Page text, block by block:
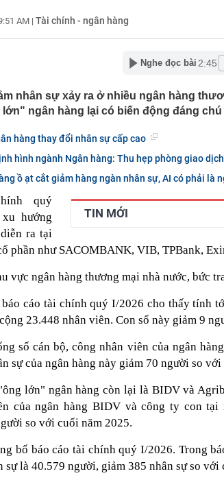
người chờ mua
Con trai nghệ sĩ Vân Dung gây chú ý
đi khám
Xe điện qua thời đắt đỏ, nay rẻ hơn cả ô tô hybrid
Thu Minh và Hương Tràm không nhìn mặt nhau suốt
Vì sao nhiều khách Tây đến Việt Nam hiếm khi mặc
Nữ sinh 19 tuổi lệch khớp hàm suốt 2 năm vì ăn 1
Ai biết Dương Thị Quỳnh Tâm SN 1986 ở đâu, khẩn
công an SĐT 0936440516
Mỹ chi 400 triệu USD cho vũ khí laser, thúc đẩy Golden
3 thói quen khi rán đậu phụ cần bỏ ngay
Dàn sao Việt hội ngộ tại sự kiện đặc biệt, khám phá
AM | Tài chính - ngân hàng
Nghe đọc bài 2:45
nhân sự xảy ra ở nhiều ngân hàng
ngân hàng lại có biến động đáng chú
hàng thay đổi nhân sự cấp cao
hình ngành Ngân hàng: Thu hẹp phòng giao
ồ ạt cắt giảm hàng ngàn nhân sự, AI có phải là
TIN MỚI
quý
hướng
ra tại
phần như SACOMBANK, VIB, TPBank,
vực ngân hàng thương mại nhà nước, bức
cáo tài chính quý I/2026 cho thấy tính
23.448 nhân viên. Con số này giảm 9
số cán bộ, công nhân viên của ngân
sự của ngân hàng này giảm 70 người so
lớn" ngân hàng còn lại là BIDV và
của ngân hàng BIDV và công ty con tại
so với cuối năm 2025.
bố báo cáo tài chính quý I/2026. Trong
sự là 40.579 người, giảm 385 nhân sự so với